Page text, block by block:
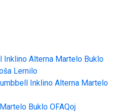
Inklino Alterna Martelo Buklo
Lernilo
Inklino Alterna Martelo
Buklo OFAQoj